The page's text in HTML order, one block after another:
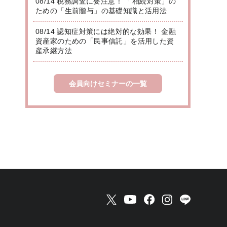
ための「生前贈与」の基礎知識と活用法
08/14 認知症対策には絶対的な効果！ 金融
資産家のための「民事信託」を活用した資
産承継方法
会員向けセミナーの一覧